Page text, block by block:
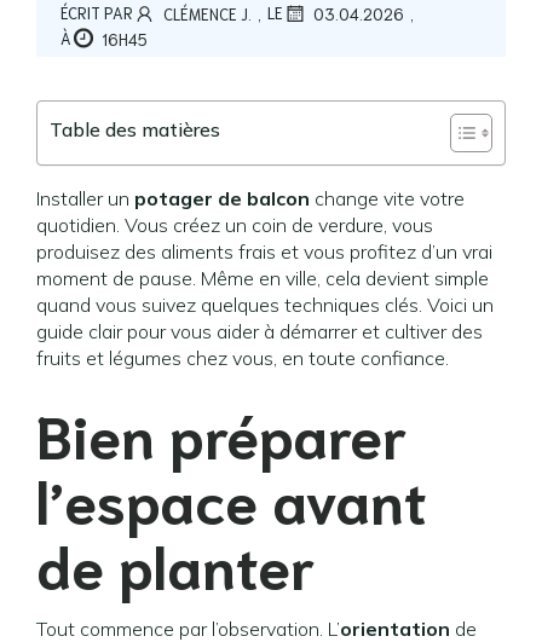
ÉCRIT PAR CLÉMENCE J. , LE 03.04.2026 ,
À 16H45
Table des matières
Installer un potager de balcon change vite votre
quotidien. Vous créez un coin de verdure, vous
produisez des aliments frais et vous profitez d’un vrai
moment de pause. Même en ville, cela devient simple
quand vous suivez quelques techniques clés. Voici un
guide clair pour vous aider à démarrer et cultiver des
fruits et légumes chez vous, en toute confiance.
Bien préparer
l’espace avant
de planter
Tout commence par l’observation. L’orientation de